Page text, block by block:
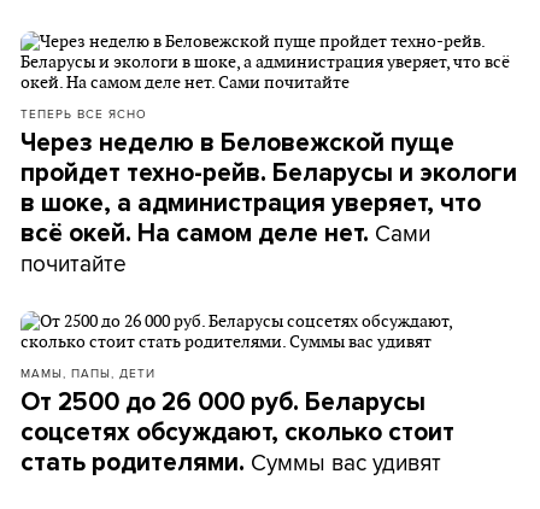
ТЕПЕРЬ ВСЕ ЯСНО
Через неделю в Беловежской пуще
пройдет техно-рейв. Беларусы и экологи
в шоке, а администрация уверяет, что
всё окей. На самом деле нет. Сами
почитайте
МАМЫ, ПАПЫ, ДЕТИ
От 2500 до 26 000 руб. Беларусы
соцсетях обсуждают, сколько стоит
стать родителями. Суммы вас удивят